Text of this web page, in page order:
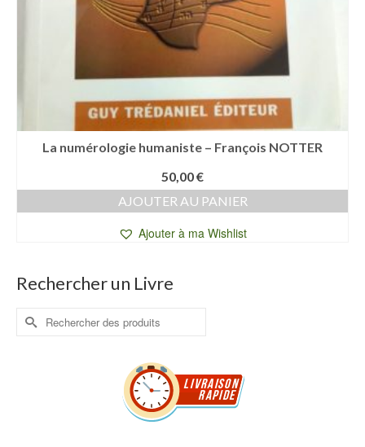
La numérologie humaniste – François NOTTER
50,00€
AJOUTER AU PANIER
Ajouter à ma Wishlist
Rechercher un Livre
Rechercher :